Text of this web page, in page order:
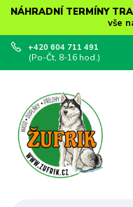
NÁHRADNÍ TERMÍNY
vše
+420 604 711 491
(Po-Čt, 8-16 hod.)